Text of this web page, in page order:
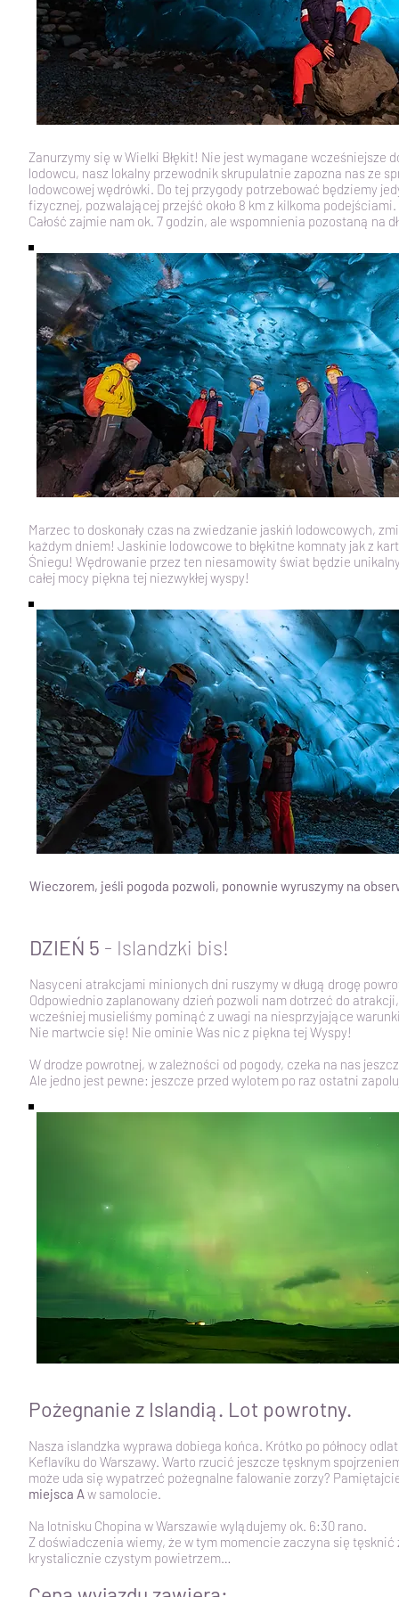
Zanurzymy się w Wielki Błękit! Nie jest wymagane wcześniejsze
lodowcu, nasz lokalny przewodnik skrupulatnie zapozna nas ze
lodowcowej wędrówki. Do tej przygody potrzebować będziemy
fizycznej, pozwalającej przejść około 8 km z kilkoma podejściami.
Całość zajmie nam ok. 7 godzin, ale wspomnienia pozostaną na
Marzec to doskonały czas na zwiedzanie jaskiń lodowcowych,
każdym dniem! Jaskinie lodowcowe to błękitne komnaty jak z
Śniegu! Wędrowanie przez ten niesamowity świat będzie
całej mocy piękna tej niezwykłej wyspy!
Wieczorem, jeśli pogoda pozwoli, ponownie wyruszymy na
DZIEŃ 5 - Islandzki bis!
Nasyceni atrakcjami minionych dni ruszymy w długą drogę
Odpowiednio zaplanowany dzień pozwoli nam dotrzeć do
wcześniej musieliśmy pominąć z uwagi na niesprzyjające
Nie martwcie się! Nie ominie Was nic z piękna tej Wyspy!
W drodze powrotnej, w zależności od pogody, czeka na nas
Ale jedno jest pewne: jeszcze przed wylotem po raz ostatni
Pożegnanie z Islandią. Lot powrotny.
Nasza islandzka wyprawa dobiega końca. Krótko po północy
Keflavíku do Warszawy. Warto rzucić jeszcze tęsknym
może uda się wypatrzeć pożegnalne falowanie zorzy?
miejsca Aw samolocie.
Na lotnisku Chopina w Warszawie wylądujemy ok. 6:30 rano.
Z doświadczenia wiemy, że w tym momencie zaczyna się tęsknić
krystalicznie czystym powietrzem…